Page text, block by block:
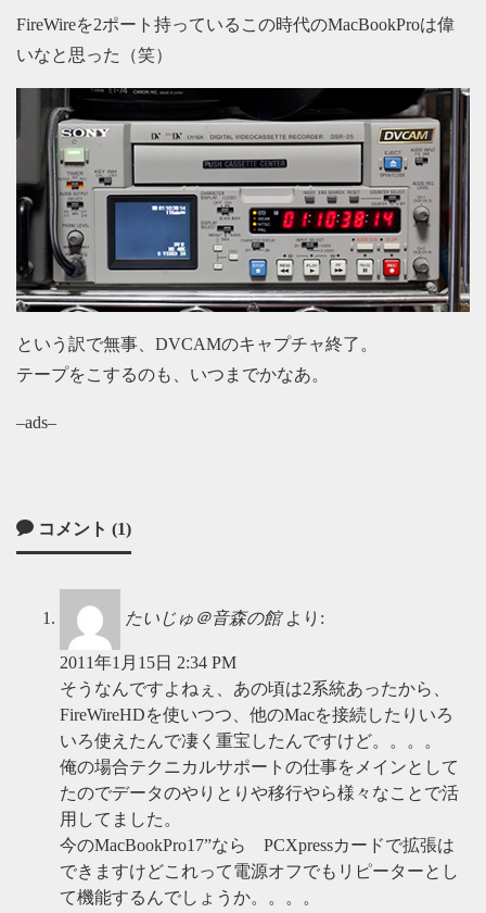
FireWireを2ポート持っているこの時代のMacBookProは偉
いなと思った（笑）
という訳で無事、DVCAMのキャプチャ終了。
テープをこするのも、いつまでかなあ。
–ads–
コメント (1)
たいじゅ＠音森の館 より:
2011年1月15日 2:34 PM
そうなんですよねぇ、あの頃は2系統あったから、
FireWireHDを使いつつ、他のMacを接続したりいろ
いろ使えたんで凄く重宝したんですけど。。。。
俺の場合テクニカルサポートの仕事をメインとして
たのでデータのやりとりや移行やら様々なことで活
用してました。
今のMacBookPro17”なら PCXpressカードで拡張は
できますけどこれって電源オフでもリピーターとし
て機能するんでしょうか。。。。